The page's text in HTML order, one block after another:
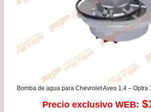
Precio exclusivo WEB: $